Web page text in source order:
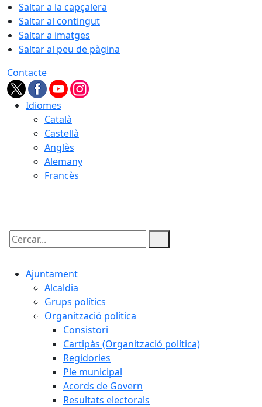
Saltar a la capçalera
Saltar al contingut
Saltar a imatges
Saltar al peu de pàgina
Contacte
Idiomes
Català
Castellà
Anglès
Alemany
Francès
Cercar:
Ajuntament
Alcaldia
Grups polítics
Organització política
Consistori
Cartipàs (Organització política)
Regidories
Ple municipal
Acords de Govern
Resultats electorals